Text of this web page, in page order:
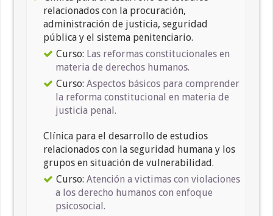
relacionados con la procuración,
administración de justicia, seguridad
pública y el sistema penitenciario.
Curso: Las reformas constitucionales en
materia de derechos humanos.
Curso: Aspectos básicos para comprender
la reforma constitucional en materia de
justicia penal.
Clínica para el desarrollo de estudios
relacionados con la seguridad humana y los
grupos en situación de vulnerabilidad.
Curso: Atención a victimas con violaciones
a los derecho humanos con enfoque
psicosocial.